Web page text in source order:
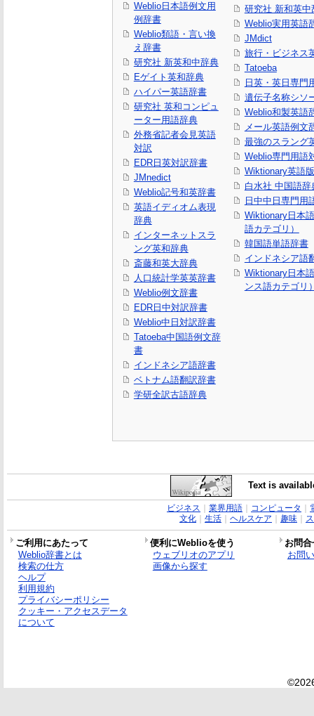
Weblio日本語例文用
例辞書
Weblio類語・言い換
え辞書
研究社 新英和中辞典
Eゲイト英和辞典
ハイパー英語辞書
研究社 英和コンピュ
ーター用語辞典
外務省記者会見英語
対訳
EDR日英対訳辞書
JMnedict
Weblio記号和英辞書
英語イディオム表現
辞典
インターネットスラ
ング英和辞典
斎藤和英大辞典
人口統計学英英辞書
Weblio例文辞書
EDR日中対訳辞書
Weblio中日対訳辞書
Tatoeba中国語例文辞
書
インドネシア語辞書
ベトナム語翻訳辞書
学研全訳古語辞典
研究社 新和英中
Weblio実用英語
JMdict
旅行・ビジネス
Tatoeba
日英・英日専門
遺伝子名称シソ
Weblio和製英語
メール英語例文
最強のスラング
Weblio専門用語
Wiktionary英語版
白水社 中国語辞
日中中日専門用
Wiktionary日本
語カテゴリ）
韓国語単語辞書
インドネシア語
Wiktionary日本
ンス語カテゴリ
Text is
ビジネス 業界用語｜ コンピュータ
文化｜ 生活｜ ヘルスケア 趣味｜
ご利用にあたって 便利にWeblioを使う
お問
Weblio辞書とは
検索の仕方
ヘルプ
利用規約
プライバシーポリシー
クッキー・アクセスデータ
について
ウェブリオのアプリ
画像から探す
お問